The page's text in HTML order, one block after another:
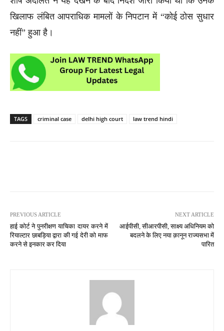
खिलाफ लंबित आपराधिक मामलों के निपटान में “कोई ठोस सुधार
नहीं” हुआ है।
TAGS criminal case delhi high court law trend hindi
PREVIOUS ARTICLE
हाई कोर्ट ने पुनरीक्षण याचिका दायर करने में
रियाल्टार छाबड़िया द्वारा की गई देरी को माफ
करने से इनकार कर दिया
NEXT ARTICLE
आईपीसी, सीआरपीसी, साक्ष्य अधिनियम को
बदलने के लिए नया क़ानून राज्यसभा में
पारित